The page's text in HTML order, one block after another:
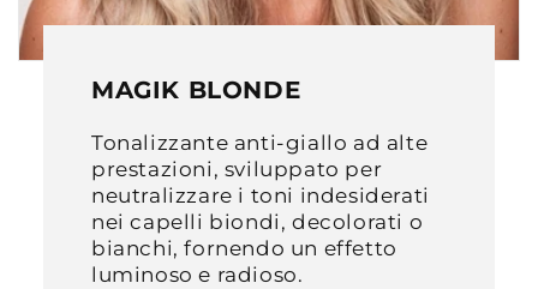
MAGIK BLONDE
Tonalizzante anti-giallo ad alte
prestazioni, sviluppato per
neutralizzare i toni indesiderati
nei capelli biondi, decolorati o
bianchi, fornendo un effetto
luminoso e radioso.​